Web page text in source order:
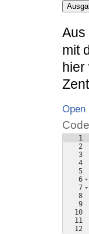
Aus
mit
Open
1
2
3
4
5
6
7
8
9
10
11
12